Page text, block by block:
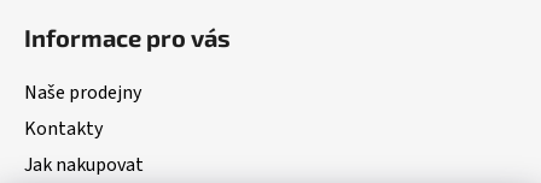
Informace pro vás
Naše prodejny
Kontakty
Jak nakupovat